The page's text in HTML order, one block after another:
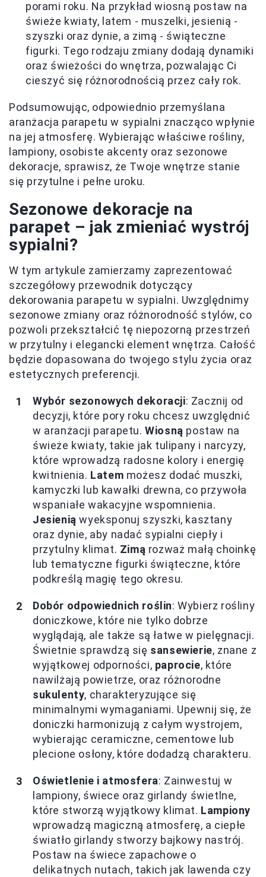
porami roku. Na przykład wiosną postaw na
świeże kwiaty, latem - muszelki, jesienią -
szyszki oraz dynie, a zimą - świąteczne
figurki. Tego rodzaju zmiany dodają dynamiki
oraz świeżości do wnętrza, pozwalając Ci
cieszyć się różnorodnością przez cały rok.
Podsumowując, odpowiednio przemyślana
aranżacja parapetu w sypialni znacząco wpłynie
na jej atmosferę. Wybierając właściwe rośliny,
lampiony, osobiste akcenty oraz sezonowe
dekoracje, sprawisz, że Twoje wnętrze stanie
się przytulne i pełne uroku.
Sezonowe dekoracje na
parapet – jak zmieniać wystrój
sypialni?
W tym artykule zamierzamy zaprezentować
szczegółowy przewodnik dotyczący
dekorowania parapetu w sypialni. Uwzględnimy
sezonowe zmiany oraz różnorodność stylów, co
pozwoli przekształcić tę niepozorną przestrzeń
w przytulny i elegancki element wnętrza. Całość
będzie dopasowana do twojego stylu życia oraz
estetycznych preferencji.
Wybór sezonowych dekoracji: Zacznij od
decyzji, które pory roku chcesz uwzględnić
w aranżacji parapetu.Wiosną postaw na
świeże kwiaty, takie jak tulipany i narcyzy,
które wprowadzą radosne kolory i energię
kwitnienia. Latem możesz dodać muszki,
kamyczki lub kawałki drewna, co przywoła
wspaniałe wakacyjne wspomnienia.
Jesienią wyeksponuj szyszki, kasztany
oraz dynie, aby nadać sypialni ciepły i
przytulny klimat. Zimą rozważ małą choinkę
lub tematyczne figurki świąteczne, które
podkreślą magię tego okresu.
Dobór odpowiednich roślin: Wybierz rośliny
doniczkowe, które nie tylko dobrze
wyglądają, ale także są łatwe w pielęgnacji.
Świetnie sprawdzą się sansewierie, znane z
wyjątkowej odporności, paprocie, które
nawilżają powietrze, oraz różnorodne
sukulenty, charakteryzujące się
minimalnymi wymaganiami. Upewnij się, że
doniczki harmonizują z całym wystrojem,
wybierając ceramiczne, cementowe lub
plecione osłony, które dodadzą charakteru.
Oświetlenie i atmosfera: Zainwestuj w
lampiony, świece oraz girlandy świetlne,
które stworzą wyjątkowy klimat. Lampiony
wprowadzą magiczną atmosferę, a ciepłe
światło girlandy stworzy bajkowy nastrój.
Postaw na świece zapachowe o
delikatnych nutach, takich jak lawenda czy